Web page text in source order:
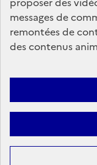
Plan du site
Partagez votre
Accessibilité :
messages de
remontées de
des contenus